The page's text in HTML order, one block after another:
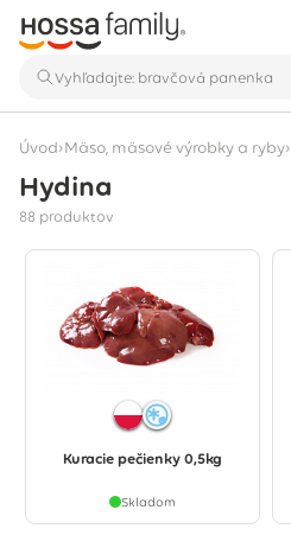
Úvod›Mäso, mäsové výrobky a ryby›
Hydina
88 produktov
Kuracie pečienky 0,5kg
Skladom